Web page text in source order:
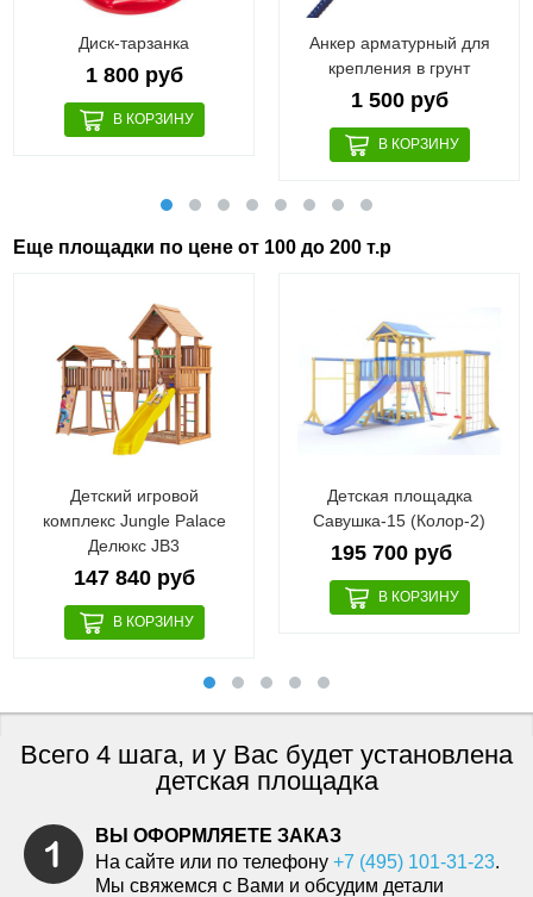
Диск-тарзанка
1 800 руб
Анкер арматурный для
крепления в грунт
1 500 руб
Еще площадки по цене от 100 до 200 т.р
Детский игровой
комплекс Jungle Palace
Делюкс JВ3
147 840 руб
Детская площадка
Савушка-15 (Колор-2)
195 700 руб
Всего 4 шага, и у Вас будет установлена
детская площадка
ВЫ ОФОРМЛЯЕТЕ ЗАКАЗ
На сайте или по телефону +7 (495) 101-31-23.
Мы свяжемся с Вами и обсудим детали